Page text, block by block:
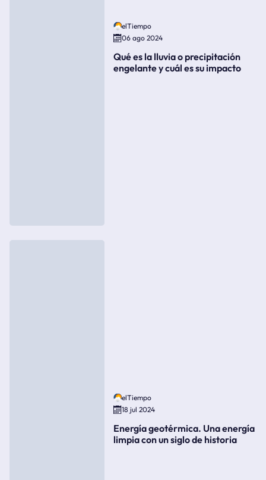
elTiempo
06 ago 2024
Qué es la lluvia o precipitación
engelante y cuál es su impacto
elTiempo
18 jul 2024
Energía geotérmica. Una energía
limpia con un siglo de historia